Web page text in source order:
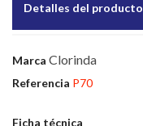
Detalles del producto
Marca Clorinda
Referencia P70
Ficha técnica